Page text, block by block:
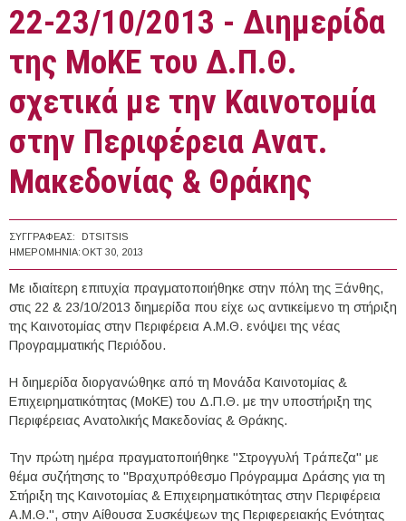
22-23/10/2013 - Διημερίδα
της ΜοΚΕ του Δ.Π.Θ.
σχετικά με την Καινοτομία
στην Περιφέρεια Ανατ.
Μακεδονίας & Θράκης
ΣΥΓΓΡΑΦΈΑΣ:
DTSITSIS
ΗΜΕΡΟΜΗΝΊΑ: ΟΚΤ 30, 2013
Με ιδιαίτερη επιτυχία πραγματοποιήθηκε στην πόλη της Ξάνθης,
στις 22 & 23/10/2013 διημερίδα που είχε ως αντικείμενο τη στήριξη
της Καινοτομίας στην Περιφέρεια Α.Μ.Θ. ενόψει της νέας
Προγραμματικής Περιόδου.
Η διημερίδα διοργανώθηκε από τη Μονάδα Καινοτομίας &
Επιχειρηματικότητας (ΜοΚΕ) του Δ.Π.Θ. με την υποστήριξη της
Περιφέρειας Ανατολικής Μακεδονίας & Θράκης.
Την πρώτη ημέρα πραγματοποιήθηκε "Στρογγυλή Τράπεζα" με
θέμα συζήτησης το "Βραχυπρόθεσμο Πρόγραμμα Δράσης για τη
Στήριξη της Καινοτομίας & Επιχειρηματικότητας στην Περιφέρεια
Α.Μ.Θ.", στην Αίθουσα Συσκέψεων της Περιφερειακής Ενότητας